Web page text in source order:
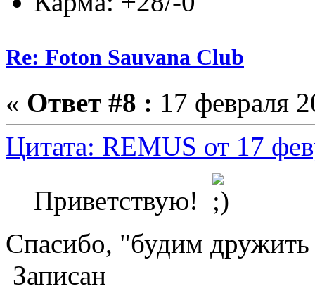
Re: Foton Sauvana Club
« Ответ #8 : 17 февраля
Цитата: REMUS от 17
Приветствую!
Спасибо, "будим
Записан